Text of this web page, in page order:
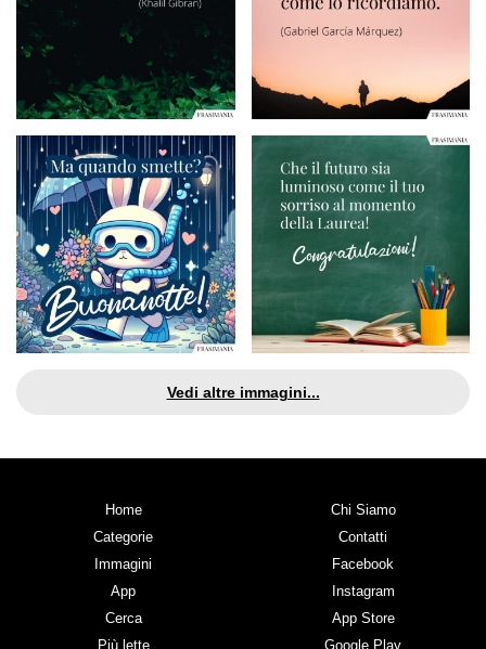
Vedi altre immagini...
Home
Categorie
Immagini
App
Cerca
Più lette
Chi Siamo
Contatti
Facebook
Instagram
App Store
Google Play